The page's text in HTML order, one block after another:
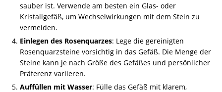
sauber ist. Verwende am besten ein Glas- oder
Kristallgefäß, um Wechselwirkungen mit dem Stein zu
vermeiden.
Einlegen des Rosenquarzes: Lege die gereinigten
Rosenquarzsteine vorsichtig in das Gefäß. Die Menge der
Steine kann je nach Größe des Gefäßes und persönlicher
Präferenz variieren.
Auffüllen mit Wasser: Fülle das Gefäß mit klarem,